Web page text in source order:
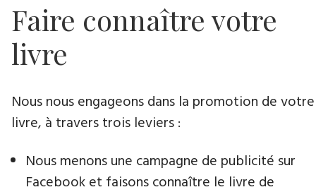
Faire connaître votre
livre
Nous nous engageons dans la promotion de votre
livre​, à travers trois leviers :
Nous menons une campagne de publicité sur
Facebook et faisons connaître le livre de